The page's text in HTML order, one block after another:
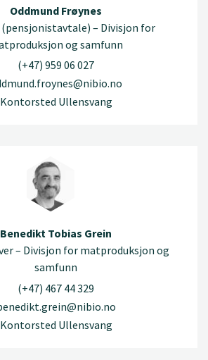
Oddmund Frøynes
(pensjonistavtale) – Divisjon for
og samfunn
(+47) 959 06 027
Kontorsted Ullensvang
Benedikt Tobias Grein
– Divisjon for matproduksjon og
samfunn
(+47) 467 44 329
Kontorsted Ullensvang